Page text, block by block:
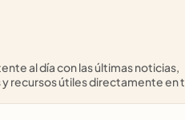
al día con las últimas noticias,
recursos útiles directamente en